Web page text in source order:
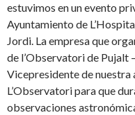
estuvimos en un evento
Ayuntamiento de
Jordi. La empresa que
de l’Observatori de Pujalt
Vicepresidente de
L’Observatori para que
observaciones